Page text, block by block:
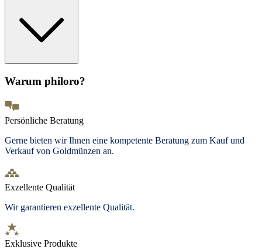
Warum philoro?
Persönliche Beratung
Gerne bieten wir Ihnen eine kompetente Beratung zum Kauf und
Verkauf von Goldmünzen an.
Exzellente Qualität
Wir garantieren exzellente Qualität.
Exklusive Produkte